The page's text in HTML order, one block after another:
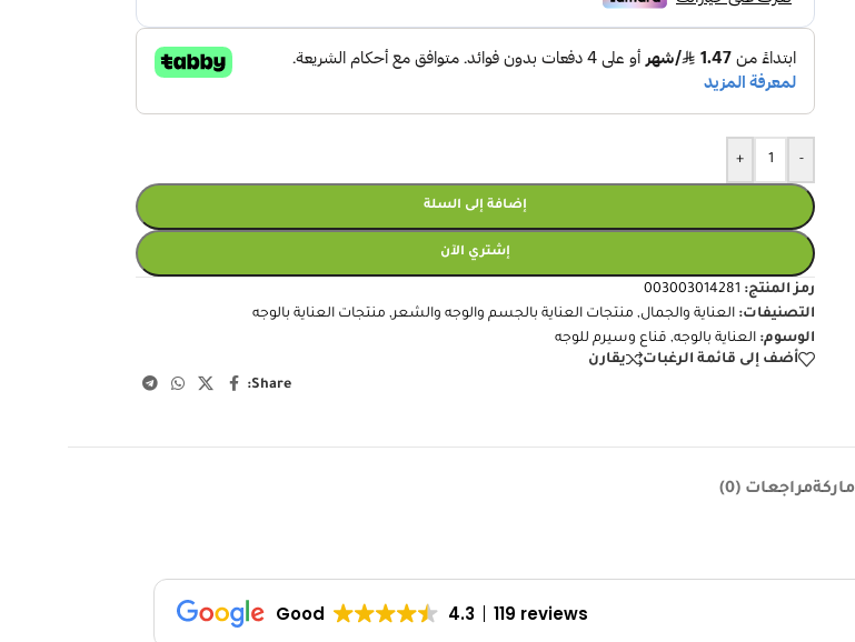
-
+
إضافة إلى السلة
إشتري الآن
رمز المنتج: 003003014281
التصنيفات: العناية والجمال, منتجات العناية بالجسم والوجه والشعر, منتجات العناية بالوجه
الوسوم: العناية بالوجه, قناع وسيرم للوجه
أضف إلى قائمة الرغبات
يقارن
Share:
ماركةمراجعات (0)
Good 4.3 119 reviews